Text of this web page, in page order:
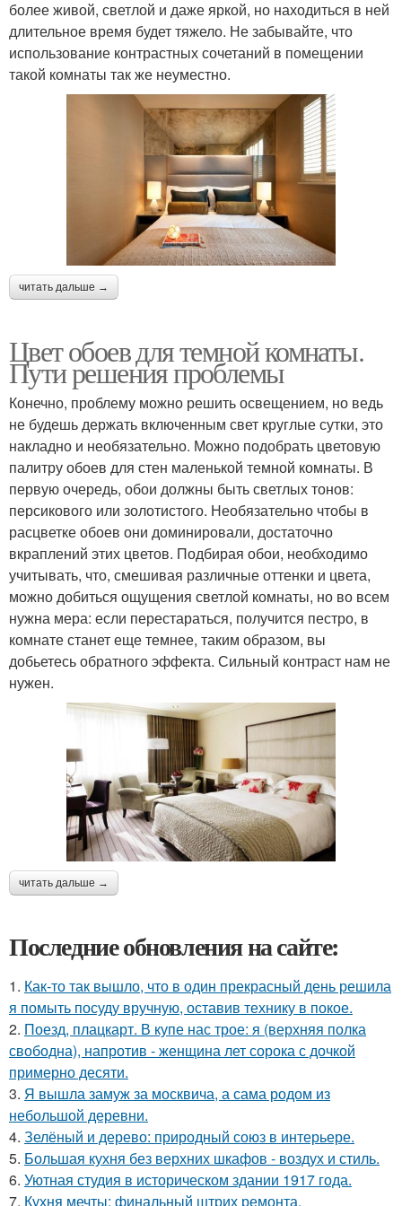
более живой, светлой и даже яркой, но находиться в ней
длительное время будет тяжело. Не забывайте, что
использование контрастных сочетаний в помещении
такой комнаты так же неуместно.
читать дальше →
Цвет обоев для темной комнаты.
Пути решения проблемы
Конечно, проблему можно решить освещением, но ведь
не будешь держать включенным свет круглые сутки, это
накладно и необязательно. Можно подобрать цветовую
палитру обоев для стен маленькой темной комнаты. В
первую очередь, обои должны быть светлых тонов:
персикового или золотистого. Необязательно чтобы в
расцветке обоев они доминировали, достаточно
вкраплений этих цветов. Подбирая обои, необходимо
учитывать, что, смешивая различные оттенки и цвета,
можно добиться ощущения светлой комнаты, но во всем
нужна мера: если перестараться, получится пестро, в
комнате станет еще темнее, таким образом, вы
добьетесь обратного эффекта. Сильный контраст нам не
нужен.
читать дальше →
Последние обновления на сайте:
1. Как-то так вышло, что в один прекрасный день решила
я помыть посуду вручную, оставив технику в покое.
2. Поезд, плацкарт. В купе нас трое: я (верхняя полка
свободна), напротив - женщина лет сорока с дочкой
примерно десяти.
3. Я вышла замуж за москвича, а сама родом из
небольшой деревни.
4. Зелёный и дерево: природный союз в интерьере.
5. Большая кухня без верхних шкафов - воздух и стиль.
6. Уютная студия в историческом здании 1917 года.
7. Кухня мечты: финальный штрих ремонта.